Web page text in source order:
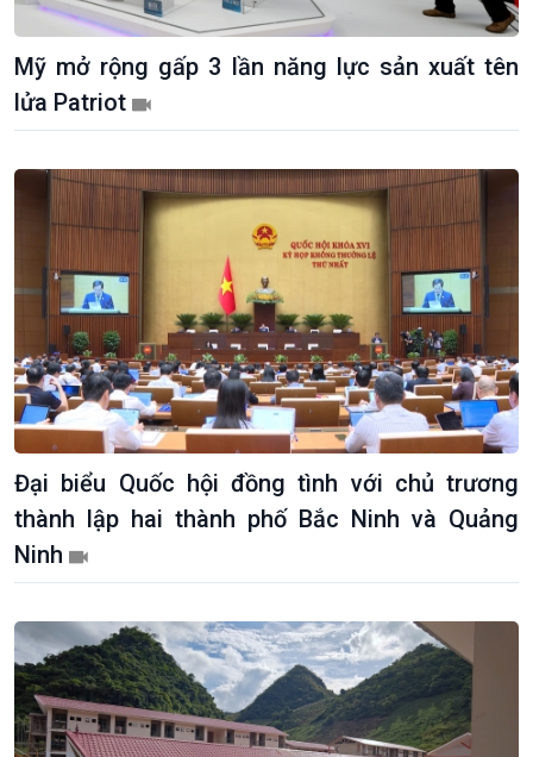
Mỹ mở rộng gấp 3 lần năng lực sản xuất tên
lửa Patriot
Đại biểu Quốc hội đồng tình với chủ trương
thành lập hai thành phố Bắc Ninh và Quảng
Ninh